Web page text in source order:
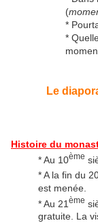
(
*
*
Le
Histoire du
* Au 10ème
* A la fin du
est menée.
* Au 21 ème
gratuite. La